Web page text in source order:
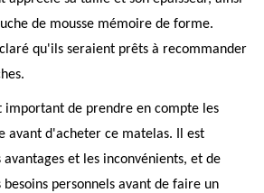
de mousse mémoire de forme.
qu'ils seraient prêts à recommander
important de prendre en compte les
avant d'acheter ce matelas. Il est
et les inconvénients, et de
personnels avant de faire un